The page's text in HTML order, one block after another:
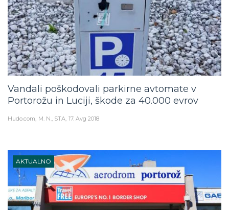
Vandali poškodovali parkirne avtomate v
Portorožu in Luciji, škode za 40.000 evrov
Hudo.com M. N., STA 17. Avg 2018
AKTUALNO